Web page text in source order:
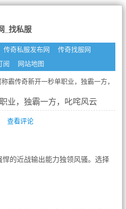
_找私服
传奇私服发布网
传奇找服网
阅 网站地图
霸传奇新开一秒单职业，独霸一方，
业，独霸一方，叱咤风云
查看评论
的近战输出能力独领风骚。选择